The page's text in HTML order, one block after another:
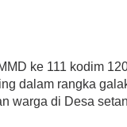
ke 111 kodim
dalam rangka
warga di Desa